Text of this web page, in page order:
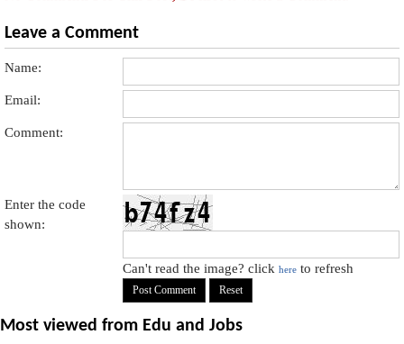
Leave a Comment
Name:
Email:
Comment:
Enter the code
shown:
Can't read the image? clickhere to refresh
Most viewed from Edu and Jobs